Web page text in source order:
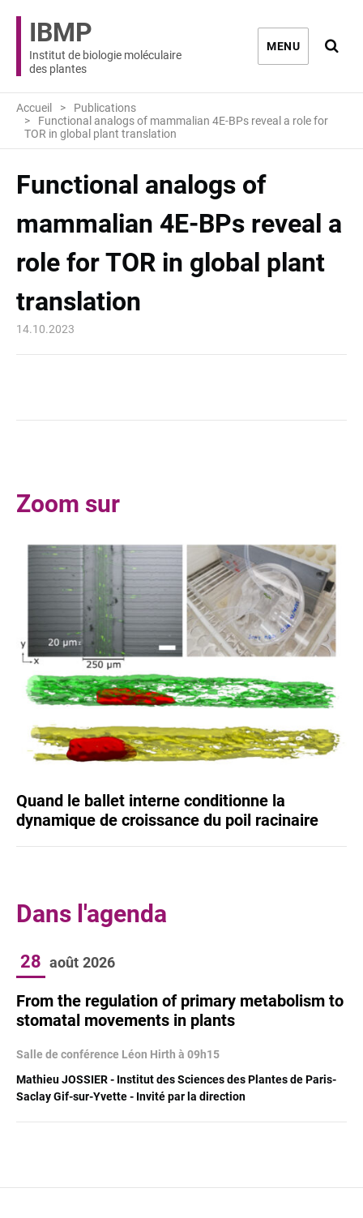
IBMP
Institut de biologie moléculaire
des plantes
MENU
Accueil
Publications
Functional analogs of mammalian 4E-BPs reveal a role for
TOR in global plant translation
Functional analogs of
mammalian 4E-BPs reveal a
role for TOR in global plant
translation
14.10.2023
Zoom sur
Quand le ballet interne conditionne la
dynamique de croissance du poil racinaire
Dans l'agenda
28 août 2026
From the regulation of primary metabolism to
stomatal movements in plants
Salle de conférence Léon Hirth à 09h15
Mathieu JOSSIER - Institut des Sciences des Plantes de Paris-
Saclay Gif-sur-Yvette - Invité par la direction